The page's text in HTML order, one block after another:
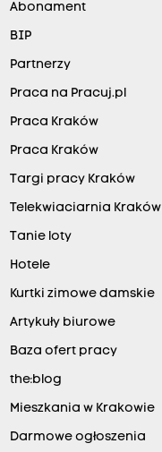
Abonament
BIP
Partnerzy
Praca na Pracuj.pl
Praca Kraków
Praca Kraków
Targi pracy Kraków
Telekwiaciarnia Kraków
Tanie loty
Hotele
Kurtki zimowe damskie
Artykuły biurowe
Baza ofert pracy
the:blog
Mieszkania w Krakowie
Darmowe ogłoszenia